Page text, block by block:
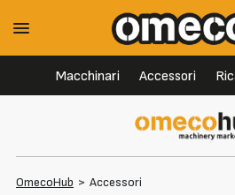
Macchinari Accessori
OmecoHub > Accessori